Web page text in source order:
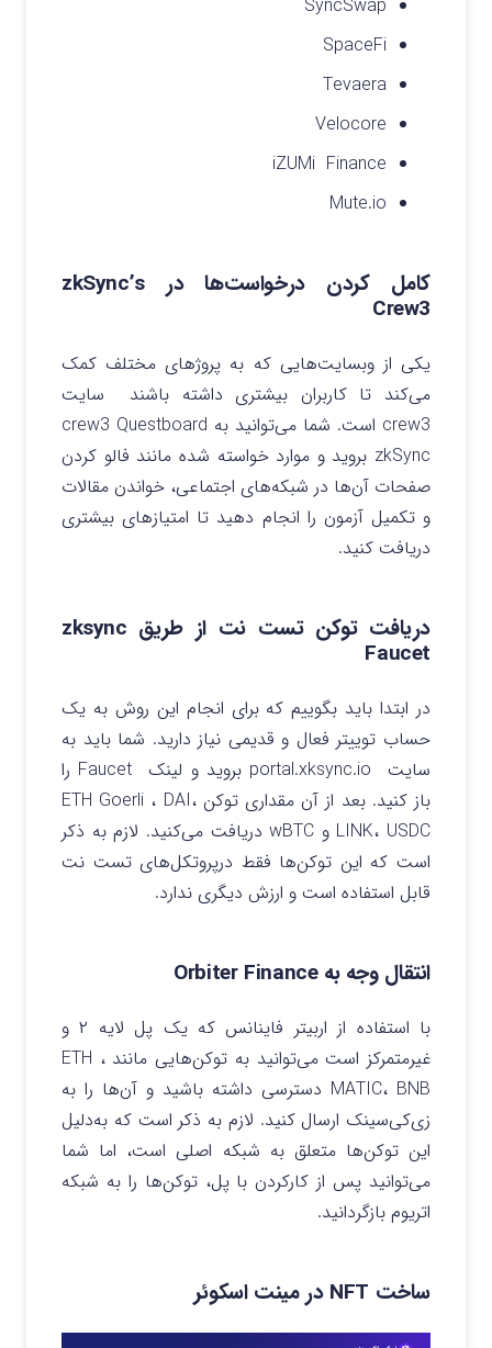
SyncSwap
SpaceFi
Tevaera
Velocore
iZUMi Finance
Mute.io
‌کامل کردن درخواست‌ها در zkSync’s
Crew3
یکی از وبسایت‌هایی که به پرو‌ژهای مختلف کمک
می‌کند تا کاربران بیشتری داشته باشند سایت
crew3 است. شما می‌توانید به crew3 Questboard
zkSync بروید و موارد خواسته شده مانند فالو کردن
صفحات آن‌ها در شبکه‌های اجتماعی، خواندن مقالات
و تکمیل آزمون را انجام دهید تا امتیازهای بیشتری
دریافت کنید.
دریافت توکن تست نت از طریق zksync
Faucet
در ابتدا باید بگوییم که برای انجام این روش به یک
حساب توییتر فعال و قدیمی نیاز دارید. شما باید به
سایت portal.xksync.io بروید و لینک Faucet را
باز کنید. بعد از آن مقداری توکن ETH Goerli ، DAI،
LINK، USDC و wBTC دریافت می‌کنید. لازم به ذکر
است که این توکن‌ها فقط در‌پروتکل‌های تست نت
قابل استفاده است و ارزش دیگری ندارد.
انتقال وجه به Orbiter Finance
با استفاده از اربیتر فاینانس که یک پل لایه ۲ و
غیرمتمرکز است می‌توانید به توکن‌هایی مانند ETH ،
MATIC، BNB دسترسی داشته باشید و آن‌ها را به
زی‌کی‌سینک ارسال کنید. لازم به ذکر است که به‌دلیل
این توکن‌ها متعلق به شبکه اصلی است، اما شما
می‌توانید پس از کار‌کردن با پل، توکن‌ها را به شبکه
اتریوم بازگردانید.
ساخت NFT در مینت اسکوئر